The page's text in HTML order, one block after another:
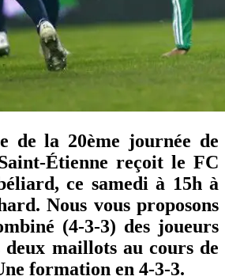
de la 20ème journée de
Étienne reçoit le FC
ce samedi à 15h à
Nous vous proposons
(4-3-3) des joueurs
maillots au cours de
formation en 4-3-3.